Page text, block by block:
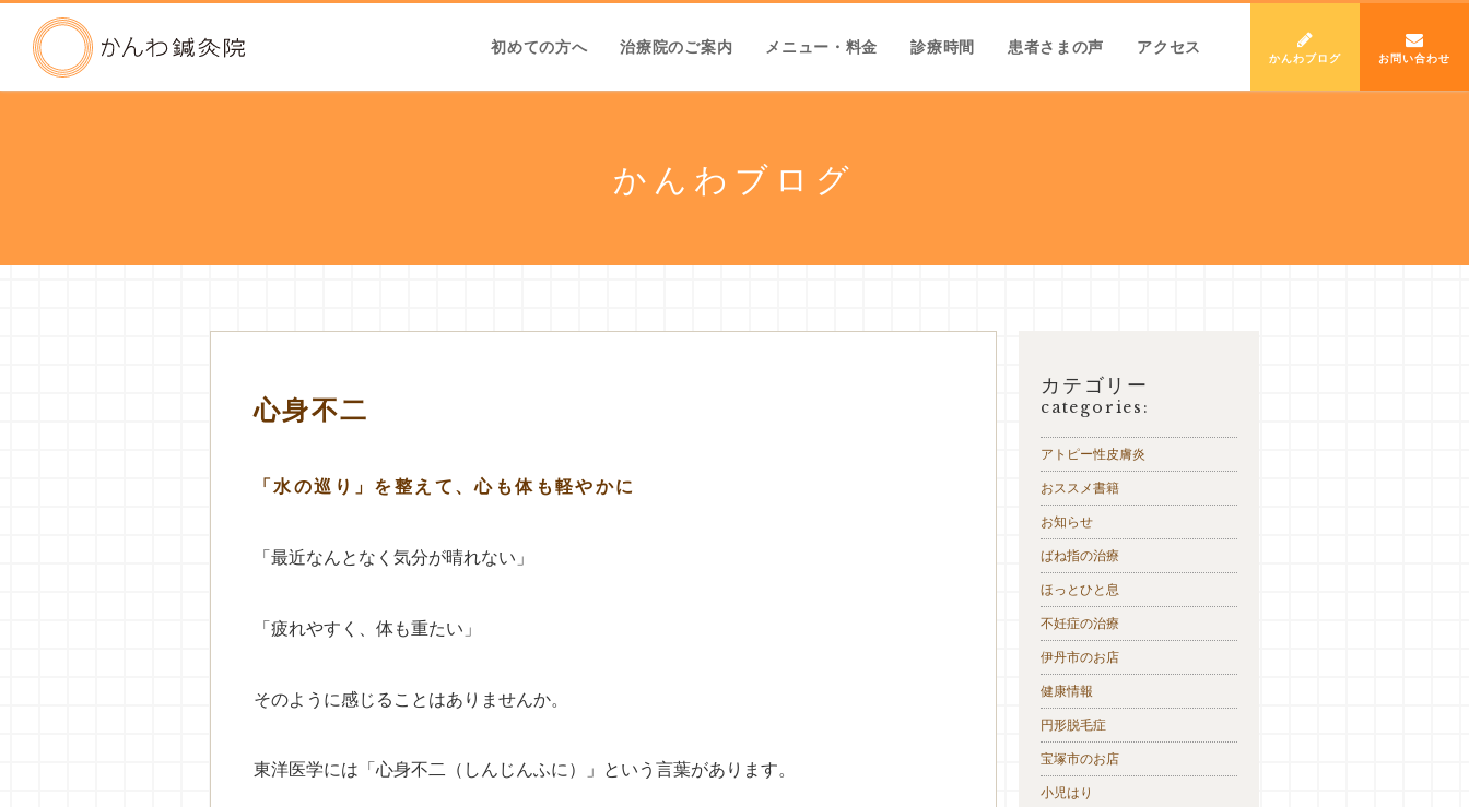
初めての方へ 治療院のご案内 メニュー・料金 診療時間 患者さまの声 アクセス
かんわブログ お問い合わせ
かんわブログ
心身不二
「水の巡り」を整えて、心も体も軽やかに
「最近なんとなく気分が晴れない」
「疲れやすく、体も重たい」
そのように感じることはありませんか。
東洋医学には「心身不二（しんじんふに）」という言葉があります。
カテゴリー
categories:
アトピー性皮膚炎
おススメ書籍
お知らせ
ばね指の治療
ほっとひと息
不妊症の治療
伊丹市のお店
健康情報
円形脱毛症
宝塚市のお店
小児はり